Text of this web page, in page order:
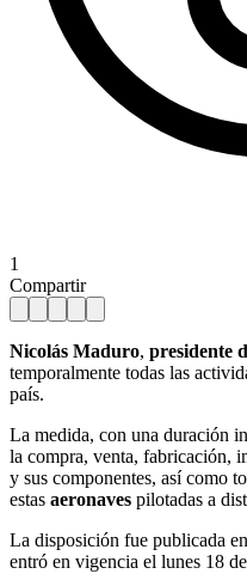
1
Compartir
Nicolás Maduro, presidente
temporalmente todas las
país.
La medida, con una duración
la compra, venta, fabricación,
y sus componentes, así como
estas aeronaves pilotadas a
La disposición fue publicada
entró en vigencia el lunes 18